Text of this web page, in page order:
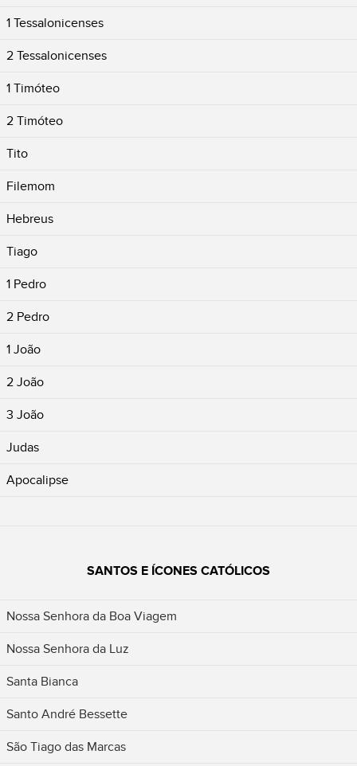
1 Tessalonicenses
2 Tessalonicenses
1 Timóteo
2 Timóteo
Tito
Filemom
Hebreus
Tiago
1 Pedro
2 Pedro
1 João
2 João
3 João
Judas
Apocalipse
SANTOS E ÍCONES CATÓLICOS
Nossa Senhora da Boa Viagem
Nossa Senhora da Luz
Santa Bianca
Santo André Bessette
São Tiago das Marcas